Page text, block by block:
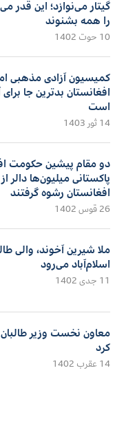
گیتار می‌نوازد؛ این قدر
را همه بشنوند
10 حوت 1402
کمیسیون آزادی مذهبی
افغانستان بدترین جا
است
14 ثور 1403
دو مقام پیشین حکومت
پاکستانی میلیون‌ها دالر
افغانستان رشوه گرفتند
26 قوس 1402
ملا شیرین آخوند، والی
اسلام‌آباد می‌رود
11 جدی 1402
معاون نخست وزیر
کرد
14 عقرب 1402